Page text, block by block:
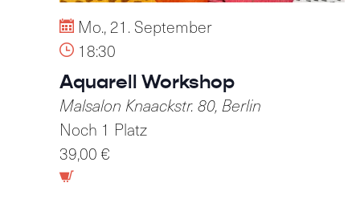
Mo., 21. September
18:30
Aquarell Workshop
Malsalon Knaackstr. 80, Berlin
Noch 1 Platz
39,00 €